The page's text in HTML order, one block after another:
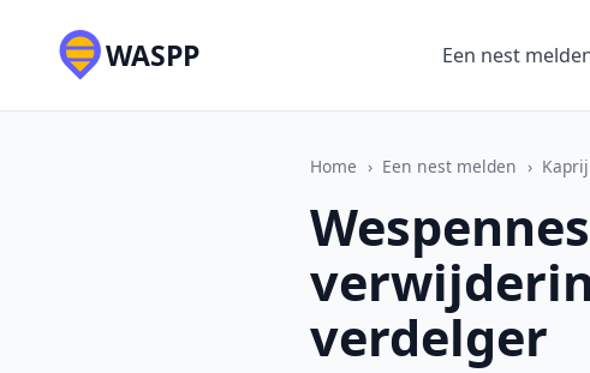
WASPP Een nest
Home › Een nest melden ›
verdelger